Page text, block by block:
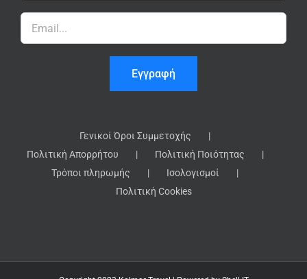
Γενικοί Όροι Συμμετοχής
Πολιτική Απορρήτου
Πολιτική Ποιότητας
Τρόποι πληρωμής
Ισολογισμοί
Πολιτική Cookies